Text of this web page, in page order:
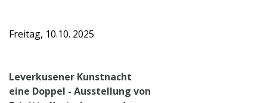
Freitag, 10.10. 2025
Leverkusener Kunstnacht
eine Doppel - Ausstellung von